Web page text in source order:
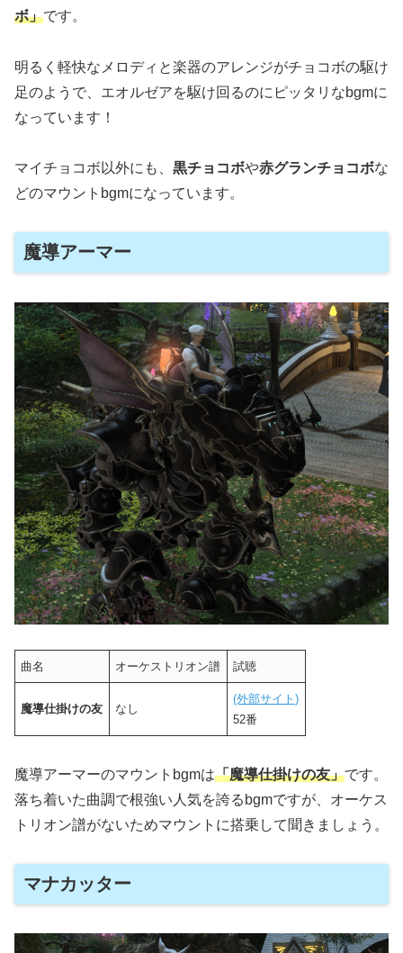
ボ」です。
明るく軽快なメロディと楽器のアレンジがチョコボの駆け
足のようで、エオルゼアを駆け回るのにピッタリなbgmに
なっています！
マイチョコボ以外にも、 黒チョコボや赤グランチョコボな
どのマウントbgmになっています。
魔導アーマー
曲名 オーケストリオン譜 試聴
魔導仕掛けの友 なし
(外部サイト)
52番
魔導アーマーのマウントbgmは「魔導仕掛けの友」です。
落ち着いた曲調で根強い人気を誇るbgmですが、オーケス
トリオン譜がないためマウントに搭乗して聞きましょう。
マナカッター